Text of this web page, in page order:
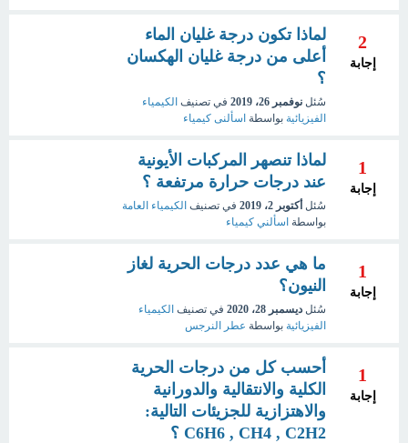
2
إجابة
لماذا تكون درجة غليان الماء
أعلى من درجة غليان الهكسان
؟
سُئل نوفمبر 26، 2019 في تصنيف الكيمياء
الفيزيائية بواسطة اسألنى كيمياء
1
إجابة
لماذا تنصهر المركبات الأيونية
عند درجات حرارة مرتفعة ؟
سُئل أكتوبر 2، 2019 في تصنيف الكيمياء العامة
بواسطة اسألني كيمياء
1
إجابة
ما هي عدد درجات الحرية لغاز
النيون؟
سُئل ديسمبر 28، 2020 في تصنيف الكيمياء
الفيزيائية بواسطة عطر النرجس
1
إجابة
أحسب كل من درجات الحرية
الكلية والانتقالية والدورانية
والاهتزازية للجزيئات التالية:
C6H6 , CH4 , C2H2 ؟